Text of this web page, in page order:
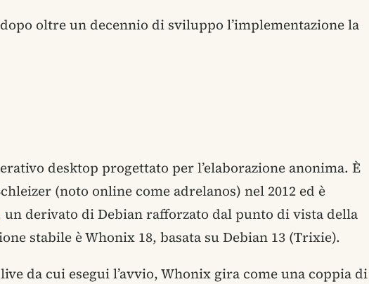
oltre un decennio di sviluppo l’implementazione la
desktop progettato per l’elaborazione anonima. È
(noto online come adrelanos) nel 2012 ed è
un derivato di Debian rafforzato dal punto di vista della
stabile è Whonix 18, basata su Debian 13 (Trixie).
da cui esegui l’avvio, Whonix gira come una coppia di